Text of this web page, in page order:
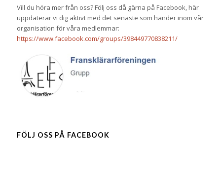
Vill du höra mer från oss? Följ oss då gärna på Facebook, här
uppdaterar vi dig aktivt med det senaste som händer inom vår
organisation för våra medlemmar:
https://www.facebook.com/groups/398449770838211/
FÖLJ OSS PÅ FACEBOOK